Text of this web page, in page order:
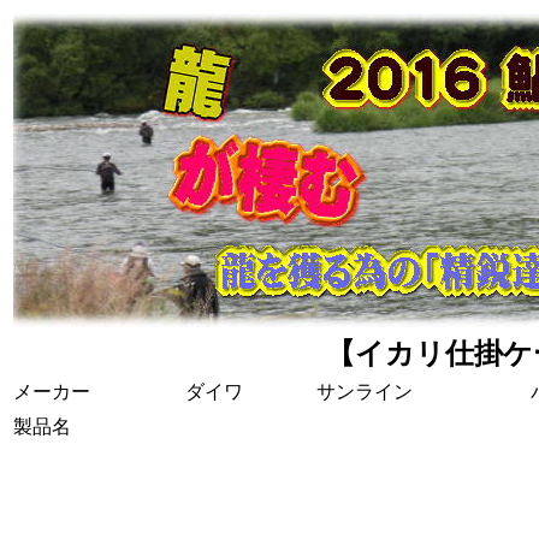
【イカリ仕掛
メーカー ダイワ サンライン
製品名